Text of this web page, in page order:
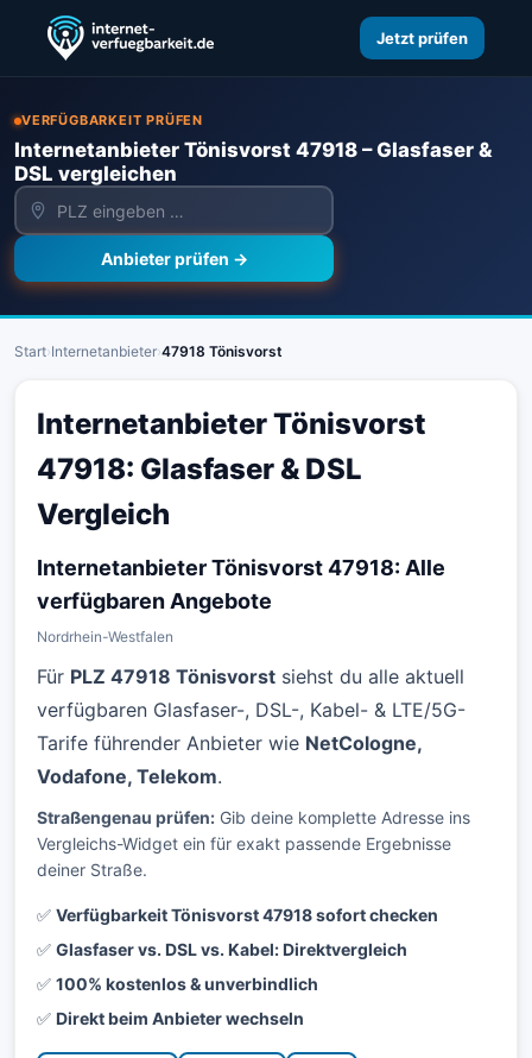
Jetzt prüfen
VERFÜGBARKEIT PRÜFEN
Internetanbieter Tönisvorst 47918 – Glasfaser &
DSL vergleichen
Anbieter prüfen →
Start›Internetanbieter›47918 Tönisvorst
Internetanbieter Tönisvorst
47918: Glasfaser & DSL
Vergleich
Internetanbieter Tönisvorst 47918: Alle
verfügbaren Angebote
Nordrhein-Westfalen
Für PLZ 47918 Tönisvorst siehst du alle aktuell
verfügbaren Glasfaser-, DSL-, Kabel- & LTE/5G-
Tarife führender Anbieter wie NetCologne,
Vodafone, Telekom.
Straßengenau prüfen: Gib deine komplette Adresse ins
Vergleichs-Widget ein für exakt passende Ergebnisse
deiner Straße.
✅ Verfügbarkeit Tönisvorst 47918 sofort checken
✅ Glasfaser vs. DSL vs. Kabel: Direktvergleich
✅ 100% kostenlos & unverbindlich
✅ Direkt beim Anbieter wechseln